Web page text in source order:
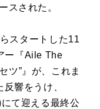
スされた。
スタートした11
ー『Aile The
ツ”』が、これま
響をうけ、
て迎える最終公